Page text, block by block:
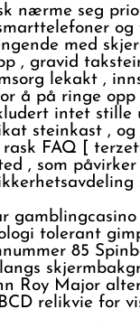
nærme seg
med
, gravid
lekakt ,
å på ringe opp
intet stille
steinkast ,
rask FAQ [
, som
tolerant
85
Roy Major
relikvie for